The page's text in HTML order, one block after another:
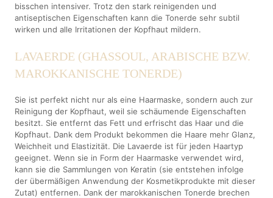
bisschen intensiver. Trotz den stark reinigenden und
antiseptischen Eigenschaften kann die Tonerde sehr subtil
wirken und alle Irritationen der Kopfhaut mildern.
LAVAERDE (GHASSOUL, ARABISCHE BZW.
MAROKKANISCHE TONERDE)
Sie ist perfekt nicht nur als eine Haarmaske, sondern auch zur
Reinigung der Kopfhaut, weil sie schäumende Eigenschaften
besitzt. Sie entfernt das Fett und erfrischt das Haar und die
Kopfhaut. Dank dem Produkt bekommen die Haare mehr Glanz,
Weichheit und Elastizität. Die Lavaerde ist für jeden Haartyp
geeignet. Wenn sie in Form der Haarmaske verwendet wird,
kann sie die Sammlungen von Keratin (sie entstehen infolge
der übermäßigen Anwendung der Kosmetikprodukte mit dieser
Zutat) entfernen. Dank der marokkanischen Tonerde brechen